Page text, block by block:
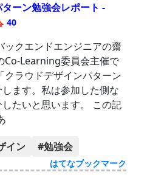
ーン勉強会レポート -
40
ックエンドエンジニアの齋
Co-Learning委員会主催で
ラウドデザインパターン
ます。私は参加した側な
たいと思います。 この記
イン #勉強会
はてなブックマーク